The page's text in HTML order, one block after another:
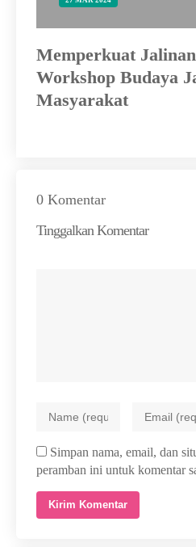
Memperkuat
Workshop Budaya
Masyarakat
0 Komentar
Tinggalkan Komentar
Simpan nama, email, dan
peramban ini untuk komentar